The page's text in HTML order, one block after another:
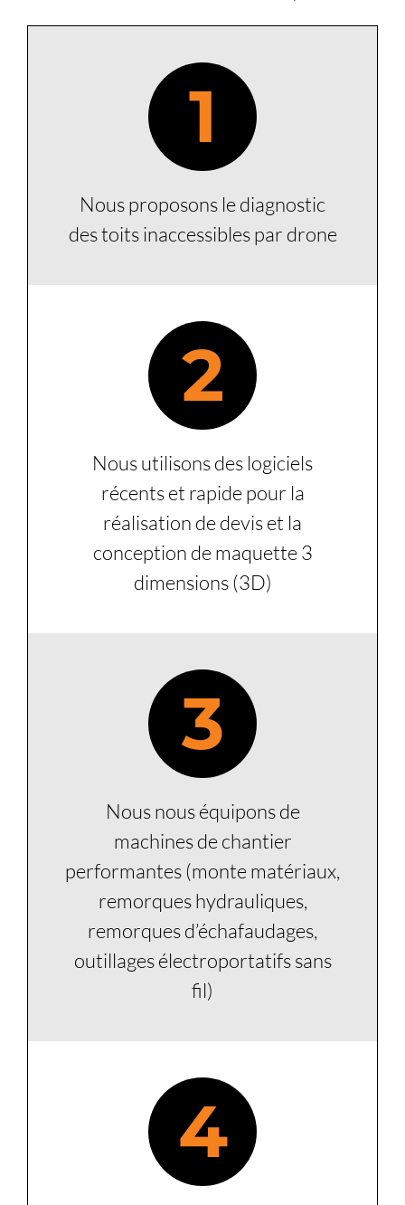
1
Nous proposons le diagnostic
des toits inaccessibles par drone
2
Nous utilisons des logiciels
récents et rapide pour la
réalisation de devis et la
conception de maquette 3
dimensions (3D)
3
Nous nous équipons de
machines de chantier
performantes (monte matériaux,
remorques hydrauliques,
remorques d’échafaudages,
outillages électroportatifs sans
fil)
4